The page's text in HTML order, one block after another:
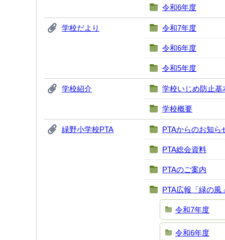
令和6年度
学校だより 令和7年度
令和6年度
令和5年度
学校紹介 学校いじめ防止基
学校概要
緑野小学校PTA PTAからのお知ら
PTA総会資料
PTAのご案内
PTA広報「緑の風」
令和7年度
令和6年度